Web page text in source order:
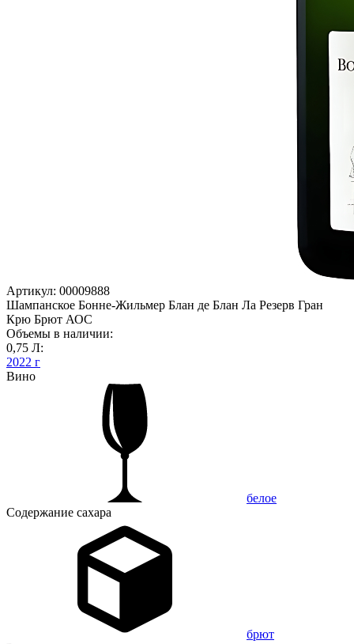
Артикул: 00009888
Шампанское Бонне-Жильмер Блан де Блан Ла Резерв Гран
Крю Брют АОС
Объемы в наличии:
0,75 Л:
2022 г
Вино
белое
Содержание сахара
брют